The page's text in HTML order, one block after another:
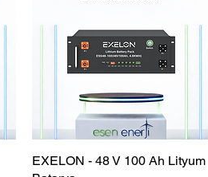
Hızlı Bakış
EXELON - 48 V 100 Ah Lityum